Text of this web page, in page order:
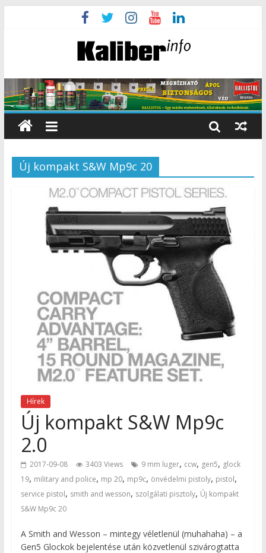
Új kompakt S&W Mp9c 20
Hírek
Új kompakt S&W Mp9c
2.0
2017-09-08 3403 Views 9 mm luger, ccw, gen5, glock
19, military and police, mp 20, mp9c, önvédelmi pistoly, pistol,
service pistol, smith and wesson, szolgálati pisztoly, Új kompakt
S&W Mp9c 20
A Smith and Wesson – mintegy véletlenül (muhahaha) – a
Gen5 Glockok bejelentése után közvetlenül szivárogtatta